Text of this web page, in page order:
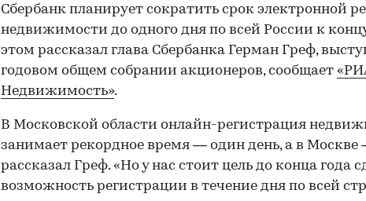
Сбербанк планирует сократить срок электронной
недвижимости до одного дня по всей России к
этом рассказал глава Сбербанка Герман Греф,
годовом общем собрании акционеров, сообщает
Недвижимость».
В Московской области онлайн-регистрация
занимает рекордное время — один день, а в Москве
рассказал Греф. «Но у нас стоит цель до конца года
возможность регистрации в течение дня по всей